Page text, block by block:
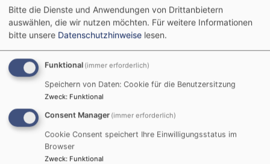
Schaukasten
Hier finden Sie die aktuellen Plakate und Flyerunserer
Gemeinde. Mit einem Rechtsklick können Sie das Bild
in einem neuem Fenster öffnen. Dann lässt es sich
herunterladen oder auch direkt per e-mail weiterleiten.
Gerne können Sie es als Einladung an Freund*innen
und Interessierte verschicken. Herzlichen Dank.
Bitte die Dienste und Anwendungen von Drittanbietern
auswählen, die wir nutzen möchten. Für weitere Informationen
bitte unsere Datenschutzhinweise lesen.
Funktional (immer erforderlich)
Speichern von Daten: Cookie für die Benutzersitzung
Zweck: Funktional
Consent Manager (immer erforderlich)
Cookie Consent speichert Ihre Einwilligungsstatus im
Browser
Zweck: Funktional